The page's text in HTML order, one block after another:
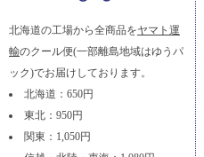
北海道の工場から全商品をヤマト運
輸のクール便(一部離島地域はゆうパ
ック)でお届けしております。
北海道：650円
東北：950円
関東：1,050円